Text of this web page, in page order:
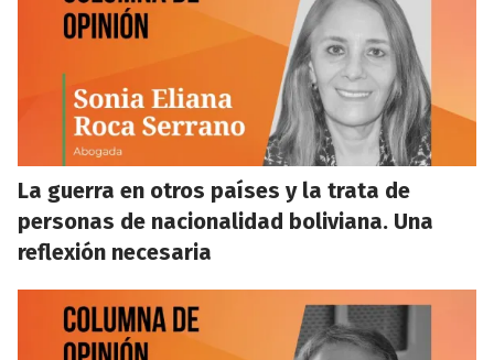
La guerra en otros países y la trata de
personas de nacionalidad boliviana. Una
reflexión necesaria